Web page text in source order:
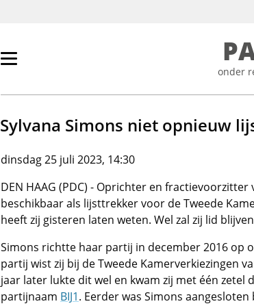
Primair
tonen/verbergen
onder
Sylvana Simons niet opnieuw
dinsdag 25 juli 2023, 14:30
DEN HAAG (PDC) - Oprichter en fractievoorzitter
beschikbaar als lijsttrekker voor de Tweede
heeft zij gisteren laten weten. Wel zal zij lid
Simons richtte haar partij in december 2016 op
partij wist zij bij de Tweede Kamerverkiezingen
jaar later lukte dit wel en kwam zij met één zetel
partijnaam BIJ1. Eerder was Simons aangesloten